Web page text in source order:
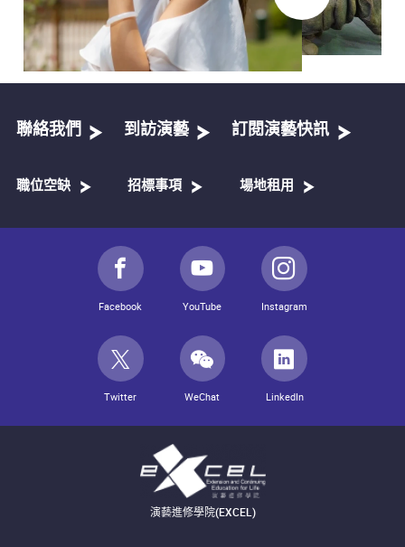
聯絡我們 到訪演藝 訂閱演藝快訊
職位空缺 招標事項 場地租用
Facebook YouTube Instagram
Twitter WeChat LinkedIn
演藝進修學院(EXCEL)